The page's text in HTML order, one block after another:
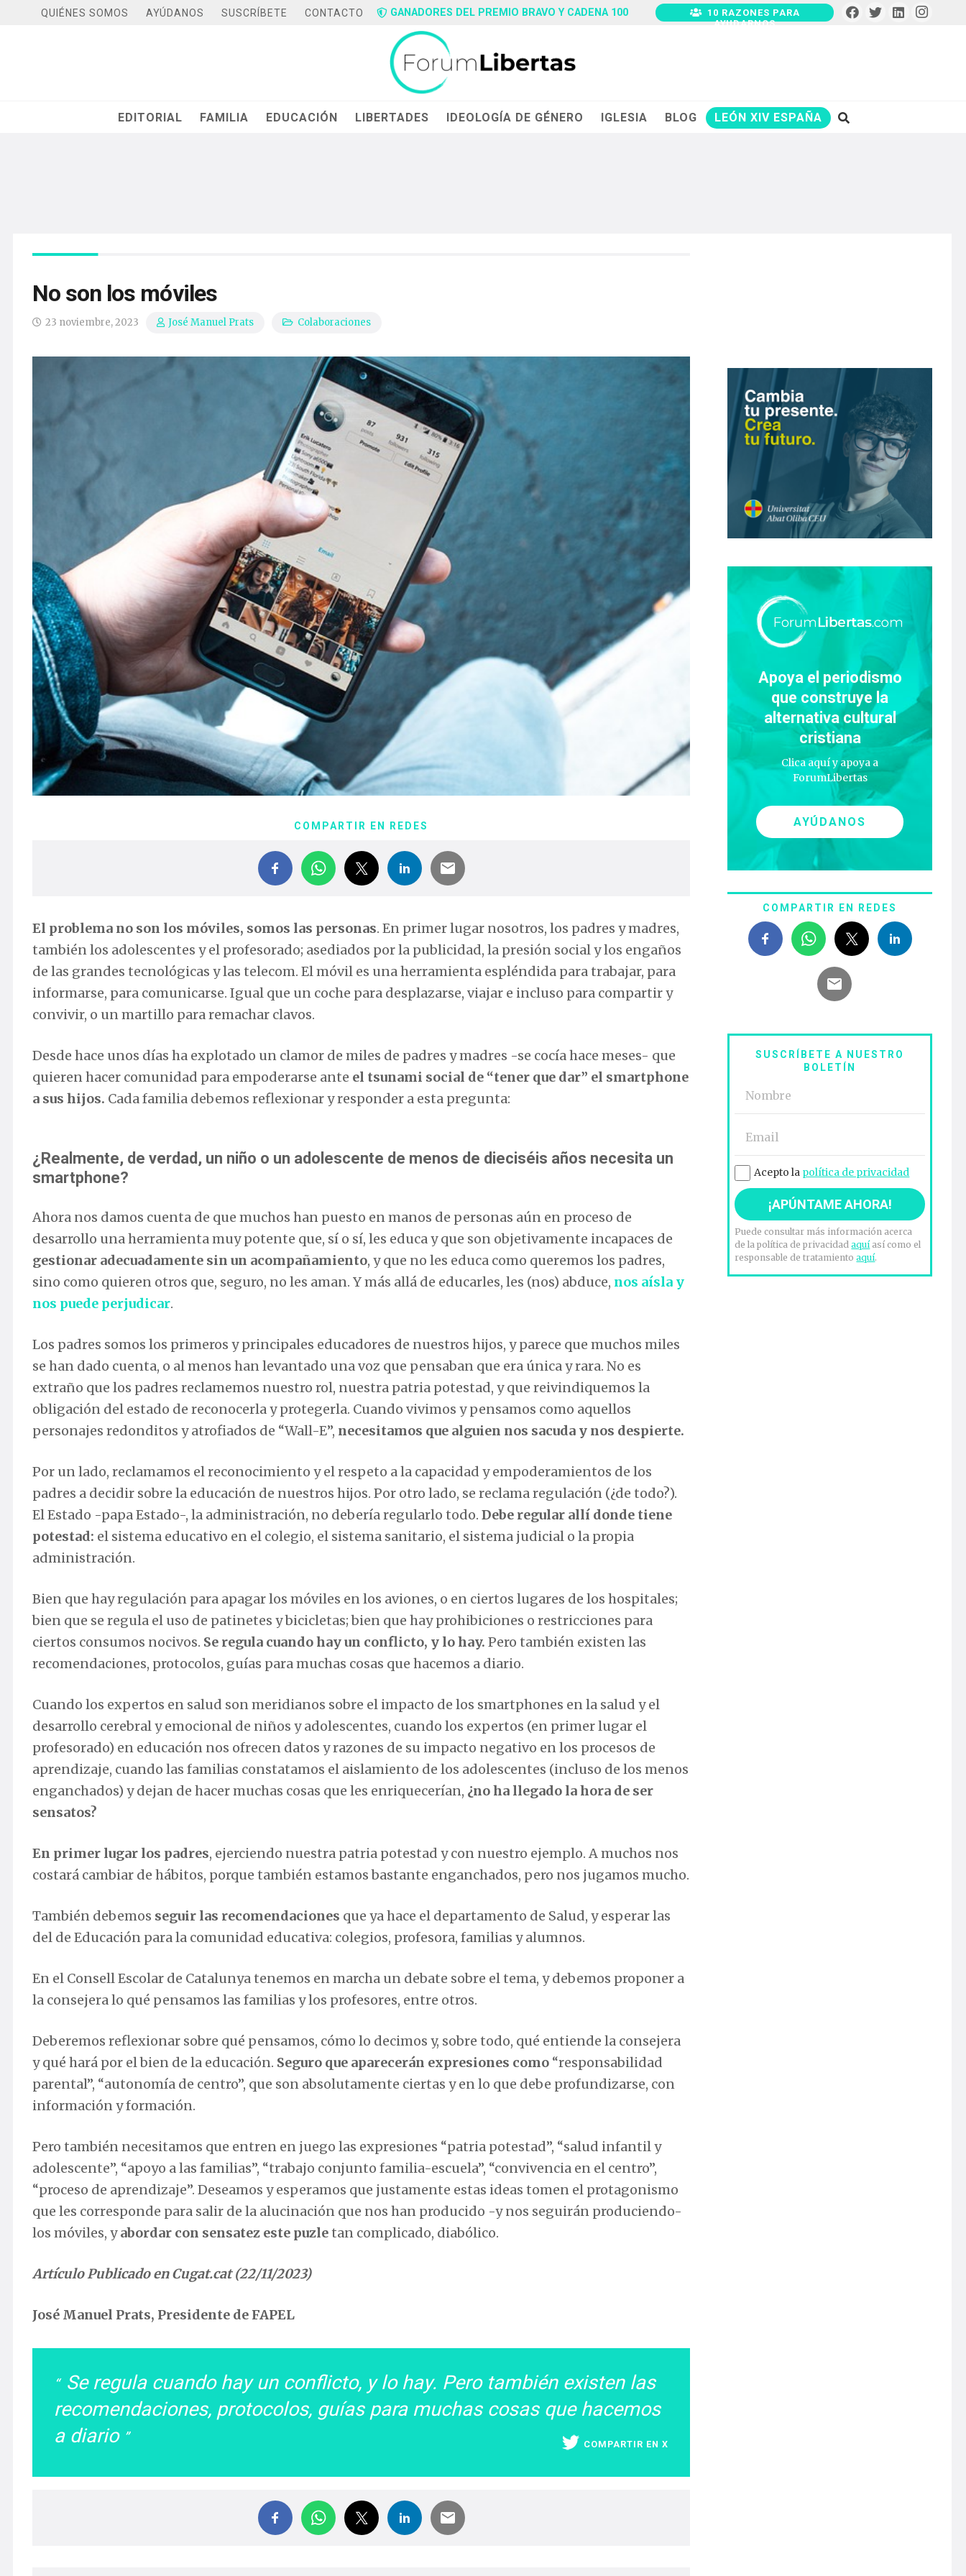
QUIÉNES SOMOS AYÚDANOS SUSCRÍBETE CONTACTO GANADORES DEL PREMIO BRAVO Y CADENA 100
10 RAZONES PARA
AYUDARNOS
EDITORIAL FAMILIA EDUCACIÓN LIBERTADES IDEOLOGÍA DE GÉNERO IGLESIA BLOG LEÓN XIV ESPAÑA
No son los móviles
23 noviembre, 2023 José Manuel Prats Colaboraciones
COMPARTIR EN REDES
El problema no son los móviles, somos las personas. En primer lugar nosotros, los padres y madres,
también los adolescentes y el profesorado; asediados por la publicidad, la presión social y los engaños
de las grandes tecnológicas y las telecom. El móvil es una herramienta espléndida para trabajar, para
informarse, para comunicarse. Igual que un coche para desplazarse, viajar e incluso para compartir y
convivir, o un martillo para remachar clavos.
Desde hace unos días ha explotado un clamor de miles de padres y madres -se cocía hace meses- que
quieren hacer comunidad para empoderarse ante el tsunami social de “tener que dar” el smartphone
a sus hijos. Cada familia debemos reflexionar y responder a esta pregunta:
¿Realmente, de verdad, un niño o un adolescente de menos de dieciséis años necesita un
smartphone?
Ahora nos damos cuenta de que muchos han puesto en manos de personas aún en proceso de
desarrollo una herramienta muy potente que, sí o sí, les educa y que son objetivamente incapaces de
gestionar adecuadamente sin un acompañamiento, y que no les educa como queremos los padres,
sino como quieren otros que, seguro, no les aman. Y más allá de educarles, les (nos) abduce, nos aísla y
nos puede perjudicar.
Los padres somos los primeros y principales educadores de nuestros hijos, y parece que muchos miles
se han dado cuenta, o al menos han levantado una voz que pensaban que era única y rara. No es
extraño que los padres reclamemos nuestro rol, nuestra patria potestad, y que reivindiquemos la
obligación del estado de reconocerla y protegerla. Cuando vivimos y pensamos como aquellos
personajes redonditos y atrofiados de “Wall-E”, necesitamos que alguien nos sacuda y nos despierte.
Por un lado, reclamamos el reconocimiento y el respeto a la capacidad y empoderamientos de los
padres a decidir sobre la educación de nuestros hijos. Por otro lado, se reclama regulación (¿de todo?).
El Estado -papa Estado-, la administración, no debería regularlo todo. Debe regular allí donde tiene
potestad: el sistema educativo en el colegio, el sistema sanitario, el sistema judicial o la propia
administración.
Bien que hay regulación para apagar los móviles en los aviones, o en ciertos lugares de los hospitales;
bien que se regula el uso de patinetes y bicicletas; bien que hay prohibiciones o restricciones para
ciertos consumos nocivos. Se regula cuando hay un conflicto, y lo hay. Pero también existen las
recomendaciones, protocolos, guías para muchas cosas que hacemos a diario.
Cuando los expertos en salud son meridianos sobre el impacto de los smartphones en la salud y el
desarrollo cerebral y emocional de niños y adolescentes, cuando los expertos (en primer lugar el
profesorado) en educación nos ofrecen datos y razones de su impacto negativo en los procesos de
aprendizaje, cuando las familias constatamos el aislamiento de los adolescentes (incluso de los menos
enganchados) y dejan de hacer muchas cosas que les enriquecerían, ¿no ha llegado la hora de ser
sensatos?
En primer lugar los padres, ejerciendo nuestra patria potestad y con nuestro ejemplo. A muchos nos
costará cambiar de hábitos, porque también estamos bastante enganchados, pero nos jugamos mucho.
También debemos seguir las recomendaciones que ya hace el departamento de Salud, y esperar las
del de Educación para la comunidad educativa: colegios, profesora, familias y alumnos.
En el Consell Escolar de Catalunya tenemos en marcha un debate sobre el tema, y debemos proponer a
la consejera lo qué pensamos las familias y los profesores, entre otros.
Deberemos reflexionar sobre qué pensamos, cómo lo decimos y, sobre todo, qué entiende la consejera
y qué hará por el bien de la educación. Seguro que aparecerán expresiones como “responsabilidad
parental”, “autonomía de centro”, que son absolutamente ciertas y en lo que debe profundizarse, con
información y formación.
Pero también necesitamos que entren en juego las expresiones “patria potestad”, “salud infantil y
adolescente”, “apoyo a las familias”, “trabajo conjunto familia-escuela”, “convivencia en el centro”,
“proceso de aprendizaje”. Deseamos y esperamos que justamente estas ideas tomen el protagonismo
que les corresponde para salir de la alucinación que nos han producido -y nos seguirán produciendo-
los móviles, yabordar con sensatez este puzletan complicado, diabólico.
Artículo Publicado en Cugat.cat (22/11/2023)
José Manuel Prats, Presidente de FAPEL
Se regula cuando hay un conflicto, y lo hay. Pero también existen las
recomendaciones, protocolos, guías para muchas cosas que hacemos
a diario
COMPARTIR EN X
Apoya el periodismo
que construye la
alternativa cultural
cristiana
Clica aquí y apoya a
ForumLibertas
AYÚDANOS
COMPARTIR EN REDES
SUSCRÍBETE A NUESTRO
BOLETÍN
Acepto la política de privacidad
Puede consultar más información acerca
de la política de privacidadaquíasí como el
responsable de tratamientoaquí.